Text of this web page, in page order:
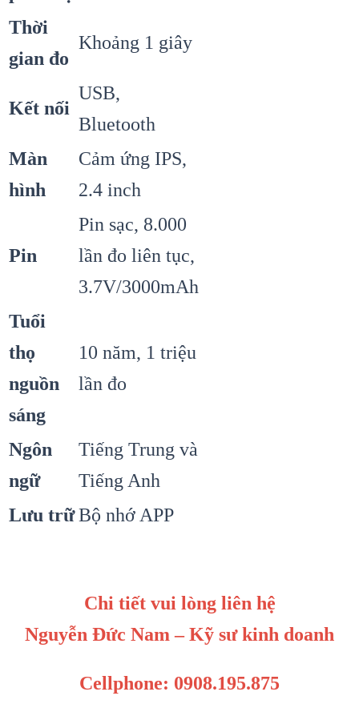
Thời
gian đo
Khoảng 1 giây
Kết nối
USB,
Bluetooth
Màn
hình
Cảm ứng IPS,
2.4 inch
Pin
Pin sạc, 8.000
lần đo liên tục,
3.7V/3000mAh
Tuổi
thọ
nguồn
sáng
10 năm, 1 triệu
lần đo
Ngôn
ngữ
Tiếng Trung và
Tiếng Anh
Lưu trữBộ nhớ APP
Chi tiết vui lòng liên hệ
Nguyễn Đức Nam – Kỹ sư kinh doanh
Cellphone: 0908.195.875